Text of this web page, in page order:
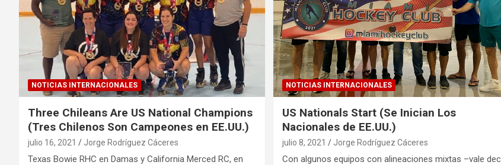
NOTICIAS INTERNACIONALES
Three Chileans Are US National Champions
(Tres Chilenos Son Campeones en EE.UU.)
julio 16, 2021 Jorge Rodríguez Cáceres
Texas Bowie RHC en Damas y California Merced RC, en
NOTICIAS INTERNACIONALES
US Nationals Start (Se Inician Los
Nacionales de EE.UU.)
julio 8, 2021 Jorge Rodríguez Cáceres
Con algunos equipos con alineaciones mixtas –vale